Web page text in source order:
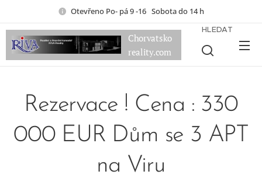
Otevřeno Po- pá 9 -16 Sobota do 14 h
Chorvatsko
reality.com
HLEDAT
Rezervace ! Cena : 330
000 EUR Dům se 3 APT
na Viru